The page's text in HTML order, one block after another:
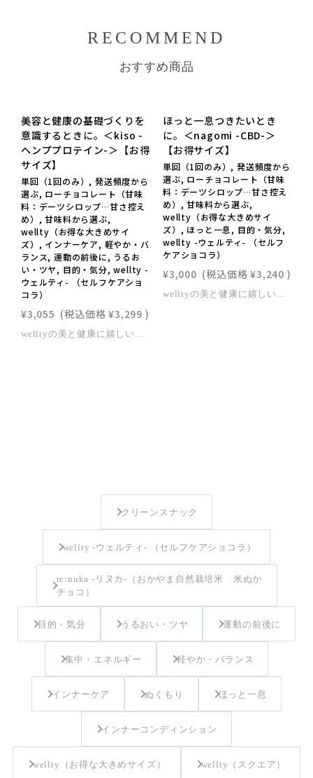
RECOMMEND
おすすめ商品
美容と健康の基礎づくりを
意識するときに。＜kiso -
ヘンププロテイン-＞【お得
サイズ】
単回（1回のみ）, 発送頻度から
選ぶ, ローチョコレート（甘味
料：デーツシロップ…甘さ控え
め）, 甘味料から選ぶ,
wellty（お得な大きめサイ
ズ）, インナーケア, 軽やか・バ
ランス, 運動の前後に, うるお
い・ツヤ, 目的・気分, wellty -
ウェルティ- （セルフケアショ
コラ）
¥3,055 (税込価格 ¥3,299 )
welltyの美と健康に嬉しい特徴wellty chocolateの最大の特徴はローチョコレートであること。非加熱もしくは低温で焙煎をした「生の状態のカカオ豆」を使用し、製造段階においても48度を超えないよう温度管理をして製造しています。そうすることで、カカオ豆が本来持っている酵素やビタミンCなどの加熱に弱い美容と健康に嬉しい栄養素もそのまま摂り入れるというのがローチョコレートの考え方です。※「ロー」には「生（raw）」の意味があります。※welltyではベースのチョコレートはローですが、トッピングの種類によっては高温で加工しているものもあります。 kiso -ヘンププロテイン-オーガニックの麻の実だけで作られたヘンププロテインパウダーを使用。私たちの身体に欠かせないタンパク質をとれるだけでなく、不足しがちな必須脂肪酸のオメガ3や鉄、亜鉛などのミネラルも補うことができます。トッピングには、オーガニックの発芽ナッツを使用。発芽ナッツは、ローストせず「発芽」で酵素を活性化し、酵素・GABA・ビタミンなどの栄養を高めた生でも素焼きでもない最先端のナッツです。【商品詳細】原材料：ローカカオバター、デーツシロップ、ローカカオパウダー、発芽ナッツ（アーモンド、ピーカンズ、ブラジルナッツ、カシューナッツ、ヘーゼルナッツ、くるみ、パンプキンシード）、麻の実粉末※ローカカオパウダーはペルーもしくはエクアドルのフェアトレードカカオを使用しています。（ペルー：有機JAS認証取得、エクアドル：USDAのORGANIC、ヨーロッパのBIO認証を取得）※ローカカオバターはエクアドルのフェアトレードカカオ。カカオバターを更に追発酵させて作る非常に珍しい発酵カカオバターを使用しています。（栽培期間中農薬不使用）※デーツシロップは栽培期間中農薬不使用のものを100％使用しています。※発芽ナッツは有機JAS認証を取得したものを100％使用しています。※麻の実粉末は有機JAS認証を取得したものを100％使用しています。大きさ(約)：H155mm×W75mm特定原材料28品目：アーモンド、カシューナッツ、くるみ賞味期限：2026/10/05【ご注意点】・製造工場では、アーモンドを含む製品も製造しています。・すべてハンドメイドのため、商品ごとに大きさや内容量に個体差がございます。・表記はおおよその目安となりますのであらかじめご了承ください。・直射日光、高温多湿の場所を避けて28℃以下の涼しいところに保存して下さい。
ほっと一息つきたいとき
に。＜nagomi -CBD-＞
【お得サイズ】
単回（1回のみ）, 発送頻度から
選ぶ, ローチョコレート（甘味
料：デーツシロップ…甘さ控え
め）, 甘味料から選ぶ,
wellty（お得な大きめサイ
ズ）, ほっと一息, 目的・気分,
wellty -ウェルティ- （セルフ
ケアショコラ）
¥3,000 (税込価格 ¥3,240 )
welltyの美と健康に嬉しい特徴wellty chocolateの最大の特徴はローチョコレートであること。非加熱もしくは低温で焙煎をした「生の状態のカカオ豆」を使用し、製造段階においても48度を超えないよう温度管理をして製造しています。そうすることで、カカオ豆が本来持っている酵素やビタミンCなどの加熱に弱い美容と健康に嬉しい栄養素もそのまま摂り入れるというのがローチョコレートの考え方です。※「ロー」には「生（raw）」の意味があります。※welltyではベースのチョコレートはローですが、トッピングの種類によっては高温で加工しているものもあります。 nagomi -CBD-ほっと一息つきたいときや、リラックスタイムにおすすめのCBD入りチョコレート。CBDとはヘンプから抽出される成分カンナビノイドの一種。近年注目を浴び続けており、今では1,000を超える研究論文が発表されています。 ※wellty chocolateの「nagomi -CBD-」は、2024年12月12日の法改正後の基準を満たした商品を販売しております。※CBDが含まれるため妊娠中・授乳中の摂取はお避けください。【商品詳細】原材料：ローカカオバター、デーツシロップ、ローカカオパウダー、麻抽出物末大きさ(約)：H155mm×W75mm特定原材料28品目：なし賞味期限：2026/10/05※ローカカオバター、ローカカオパウダーはペルーもしくはエクアドルのフェアトレードカカオを使用しています。（ペルー：有機JAS認証取得、エクアドル：USDAのORGANIC、ヨーロッパのBIO認証を取得）※デーツシロップは栽培期間中農薬不使用のものを100％使用しています。【ご注意点】・製造工場では、アーモンドを含む製品も製造しています。・すべてハンドメイドのため、商品ごとに大きさや内容量に個体差がございます。・表記はおおよその目安となりますのであらかじめご了承ください。・直射日光、高温多湿の場所を避けて28℃以下の涼しいところに保存して下さい。
クリーンスナック
wellty -ウェルティ- （セルフケアショコラ）
re:nuka -リヌカ-（おかやま自然栽培米 米ぬか
チョコ）
目的・気分 うるおい・ツヤ 運動の前後に
集中・エネルギー 軽やか・バランス
インナーケア ぬくもり ほっと一息
インナーコンディンション
wellty（お得な大きめサイズ） wellty（スクエア）